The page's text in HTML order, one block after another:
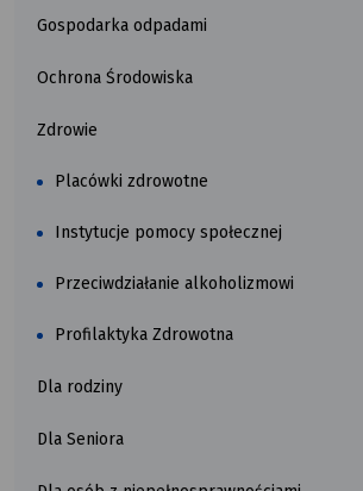
Gospodarka odpadami
Ochrona Środowiska
Zdrowie
Placówki zdrowotne
Instytucje pomocy społecznej
Przeciwdziałanie alkoholizmowi
Profilaktyka Zdrowotna
Dla rodziny
Dla Seniora